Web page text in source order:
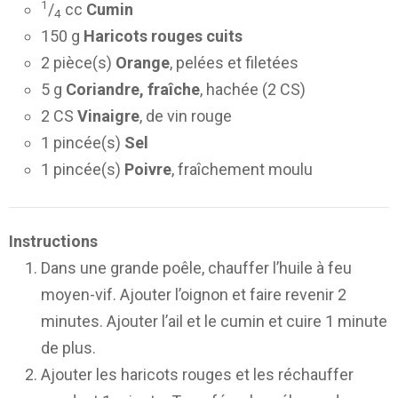
1 /4 cc Cumin
150 g Haricots rouges cuits
2 pièce(s) Orange, pelées et filetées
5 g Coriandre, fraîche, hachée (2 CS)
2 CS Vinaigre, de vin rouge
1 pincée(s) Sel
1 pincée(s) Poivre, fraîchement moulu
Instructions
Dans une grande poêle, chauffer l’huile à feu
moyen-vif. Ajouter l’oignon et faire revenir 2
minutes. Ajouter l’ail et le cumin et cuire 1 minute
de plus.
Ajouter les haricots rouges et les réchauffer